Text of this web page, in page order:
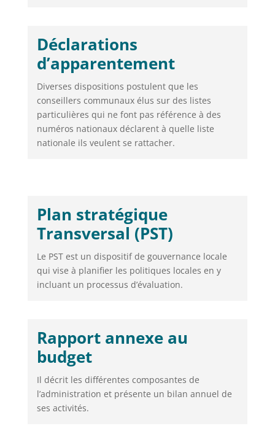
Déclarations
d’apparentement
Diverses dispositions postulent que les
conseillers communaux élus sur des listes
particulières qui ne font pas référence à des
numéros nationaux déclarent à quelle liste
nationale ils veulent se rattacher.
Plan stratégique
Transversal (PST)
Le PST est un dispositif de gouvernance locale
qui vise à planifier les politiques locales en y
incluant un processus d’évaluation.
Rapport annexe au
budget
Il décrit les différentes composantes de
l’administration et présente un bilan annuel de
ses activités.